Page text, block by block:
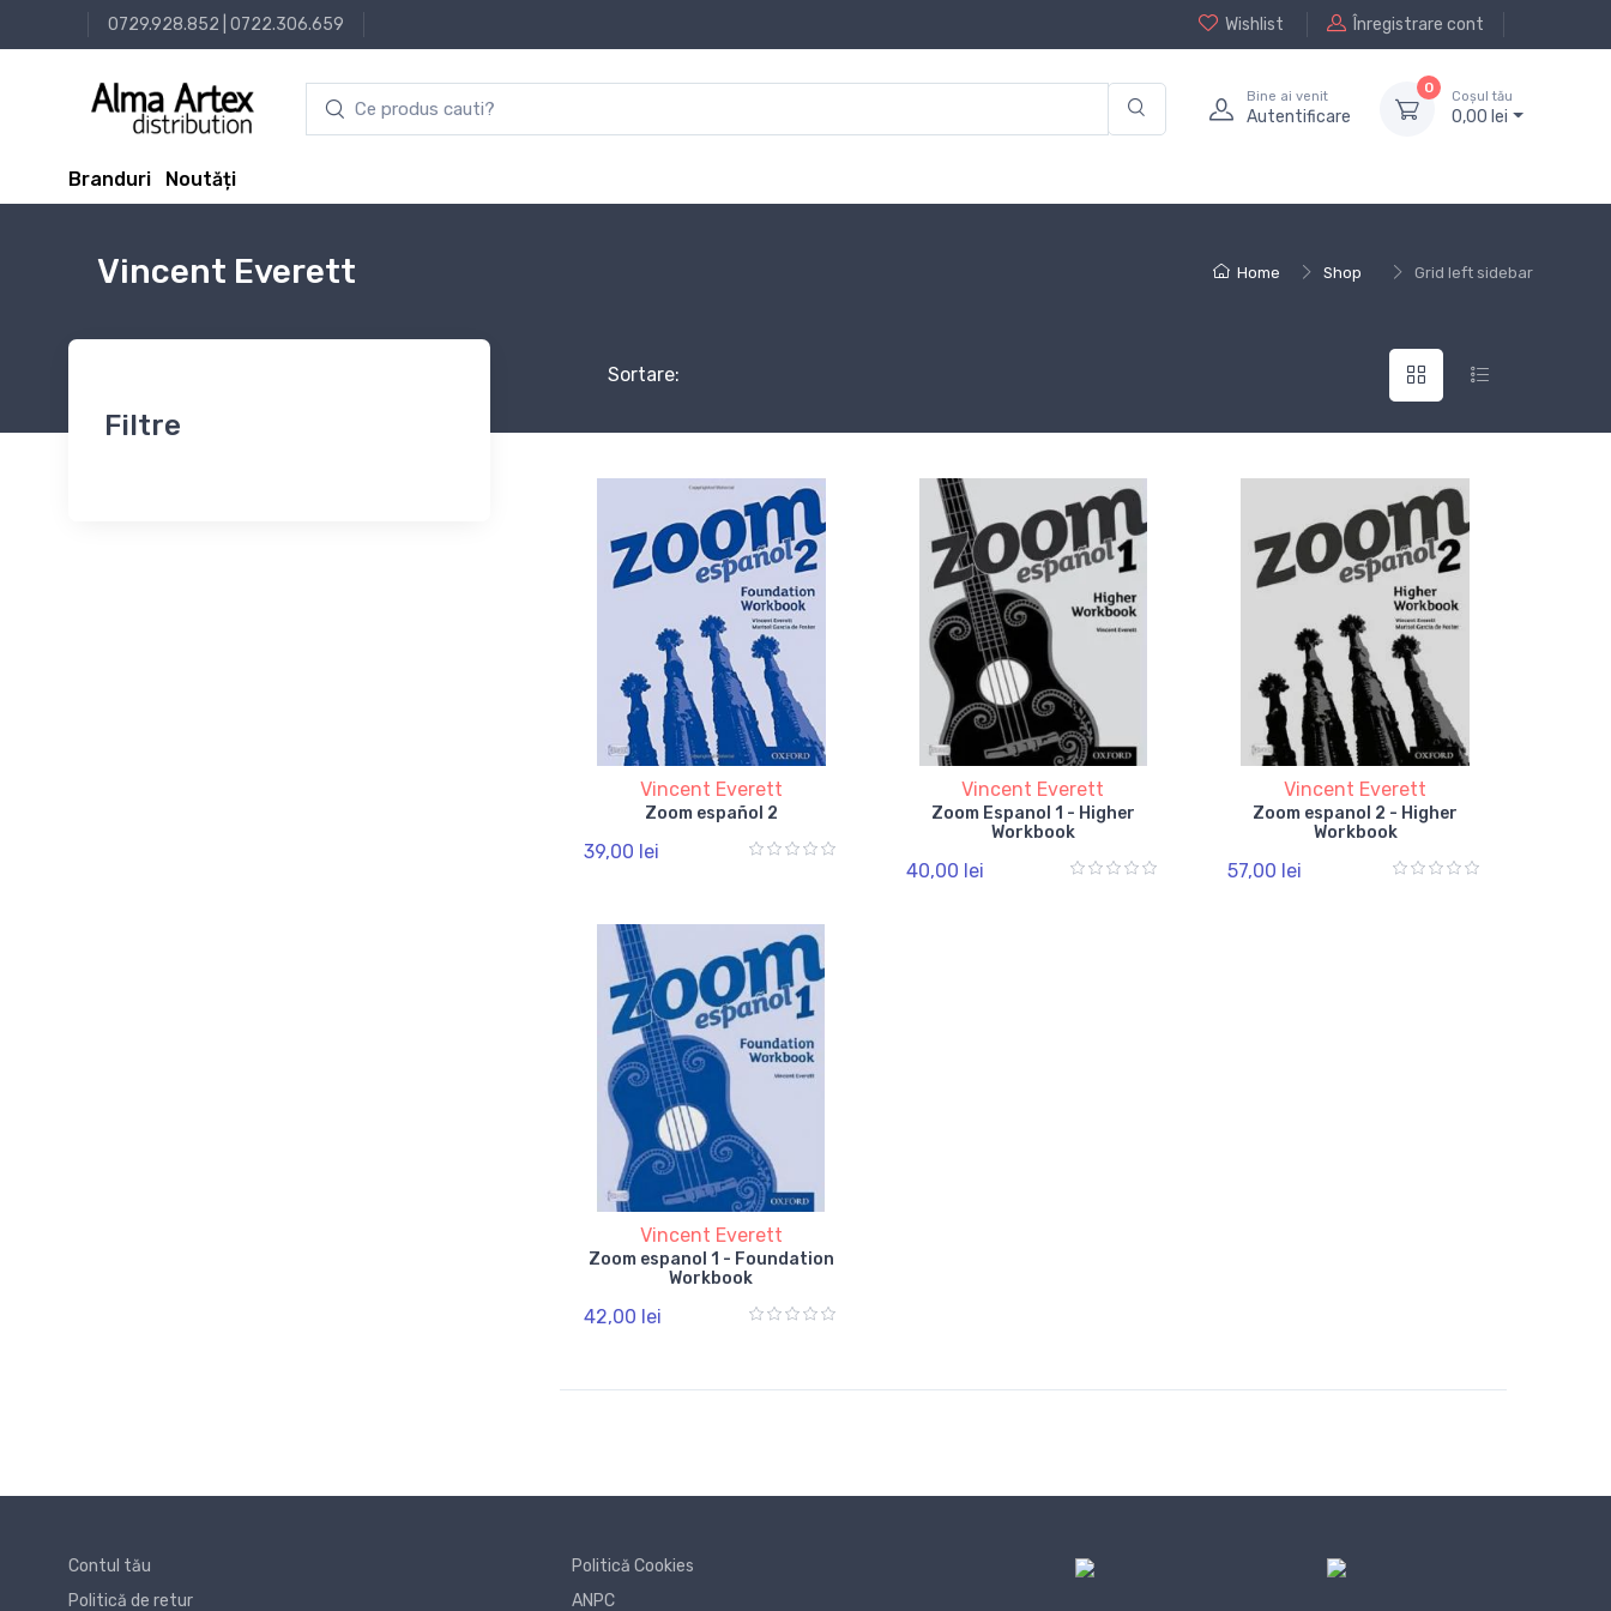
0729.928.852 0722.306.659 Wishlist Înregistrare cont
Bine ai venit
Autentificare
0
Coșul tău
0,00 lei
Branduri Noutăți
Home Shop Grid left sidebar
Vincent Everett
Filtre
Sortare:
Vincent Everett
Zoom español 2
39,00 lei
Vincent Everett
Zoom Espanol 1 - Higher
Workbook
40,00 lei
Vincent Everett
Zoom espanol 2 - Higher
Workbook
57,00 lei
Vincent Everett
Zoom espanol 1 - Foundation
Workbook
42,00 lei
Contul tău
Politică de retur
Politică Cookies
ANPC